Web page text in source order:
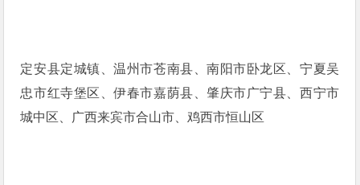
定安县定城镇、温州市苍南县、南阳市卧龙区、宁夏吴
忠市红寺堡区、伊春市嘉荫县、肇庆市广宁县、西宁市
城中区、广西来宾市合山市、鸡西市恒山区